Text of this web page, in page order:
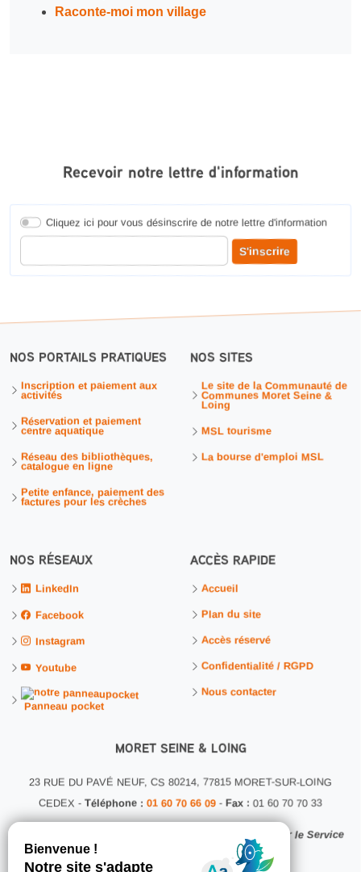
Raconte-moi mon village
Recevoir notre lettre d'information
Cliquez ici pour vous désinscrire de notre lettre d'information
Entrer votre adresse courriel pour recevoir notre lettre d'information
S'inscrire
NOS PORTAILS PRATIQUES
Inscription et paiement aux
activités
Réservation et paiement
centre aquatique
Réseau des bibliothèques,
catalogue en ligne
Petite enfance, paiement des
factures pour les crèches
NOS SITES
Le site de la Communauté de
Communes Moret Seine &
Loing
MSL tourisme
La bourse d'emploi MSL
NOS RÉSEAUX
LinkedIn
Facebook
Instagram
Youtube
Panneau pocket
ACCÈS RAPIDE
Accueil
Plan du site
Accès réservé
Confidentialité / RGPD
Nous contacter
MORET SEINE & LOING
23 RUE DU PAVÉ NEUF, CS 80214, 77815 MORET-SUR-LOING
CEDEX - Téléphone : 01 60 70 66 09 - Fax : 01 60 70 70 33
Ce site internet a été conçu et développé en interne par le Service